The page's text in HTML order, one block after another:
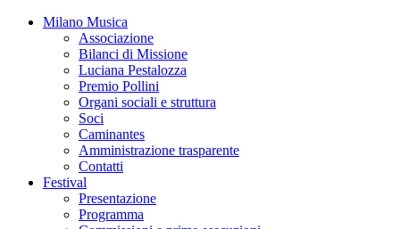
Milano Musica
Associazione
Bilanci di Missione
Luciana Pestalozza
Premio Pollini
Organi sociali e struttura
Soci
Caminantes
Amministrazione trasparente
Contatti
Festival
Presentazione
Programma